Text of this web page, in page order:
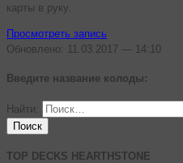
карты в руку.
Просмотреть запись
Обновлено: 11.03.2017 — 14:10
Введите название колоды:
Найти:
TOP DECKS HEARTHSTONE